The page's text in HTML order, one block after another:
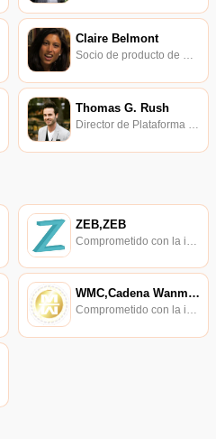
Claire Belmont
Socio de producto de Celo.
Thomas G. Rush
Director de Plataforma en ConsenSys Labs.
ZEB,ZEB
WMC,Cadena Wanmei,Cadena WM
Comprometido con la investigación de políticas en los campos de las nuevas finanzas, las finanzas internacionales y los mercados financieros.